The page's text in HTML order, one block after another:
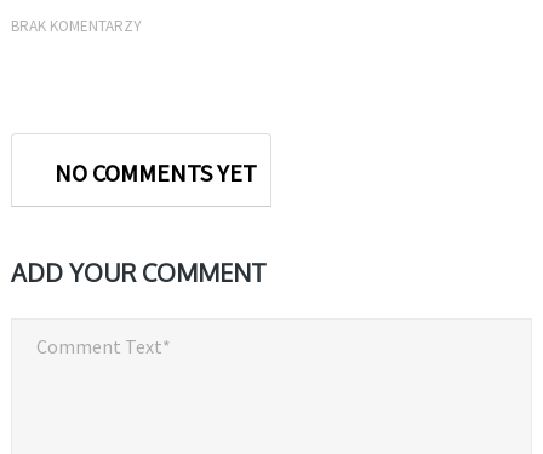
BRAK KOMENTARZY
NO COMMENTS YET
ADD YOUR COMMENT